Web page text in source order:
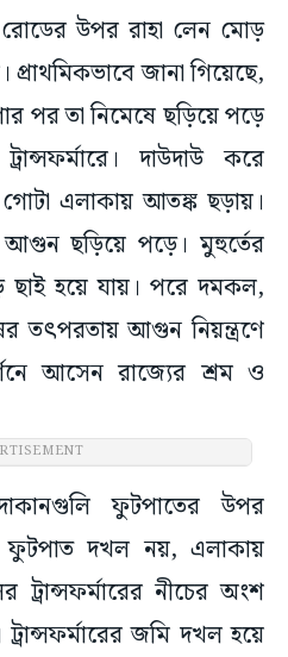
উপর রাহা লেন মোড়
জানা গিয়েছে,
পর তা নিমেষে ছড়িয়ে পড়ে
দাউদাউ করে
গোটা এলাকায় আতঙ্ক ছড়ায়।
আগুন ছড়িয়ে পড়ে। মুহুর্তের
ছাই হয়ে যায়। পরে দমকল,
তৎপরতায় আগুন নিয়ন্ত্রণে
আসেন রাজ্যের শ্রম ও
ফুটপাতের উপর
দখল নয়, এলাকায়
ট্রান্সফর্মারের নীচের অংশ
জমি দখল হয়ে